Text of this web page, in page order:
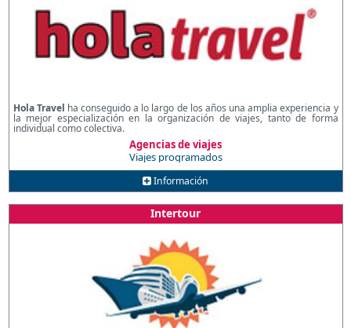
Hola Travel ha conseguido a lo largo de los años una amplia experiencia y
la mejor especialización en la organización de viajes, tanto de forma
individual como colectiva.
Agencias de viajes
Viajes programados
Información
Intertour